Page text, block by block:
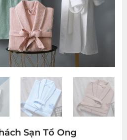
Sạn Tổ Ong